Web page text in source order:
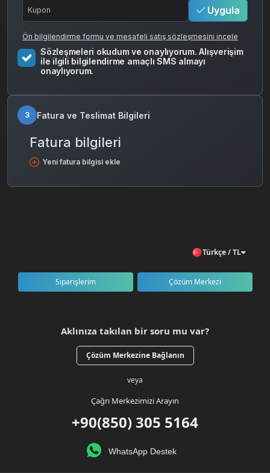
Uygula
Ön bilgilendirme formu ve mesafeli satış sözleşmesini incele
Sözleşmeleri okudum ve onaylıyorum. Alışverişim
ile ilgili bilgilendirme amaçlı SMS almayı
onaylıyorum.
3 Fatura ve Teslimat Bilgileri
Fatura bilgileri
Yeni fatura bilgisi ekle
Türkçe / TL
Siparişlerim Çözüm Merkezi
Aklınıza takılan bir soru mu var?
Çözüm Merkezine Bağlanın
veya
Çağrı Merkezimizi Arayın
+90(850) 305 5164
WhatsApp Destek